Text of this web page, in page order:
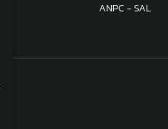
ANPC - SAL